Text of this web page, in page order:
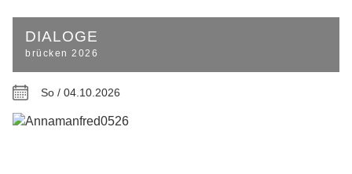
DIALOGE
brücken 2026
So / 04.10.2026